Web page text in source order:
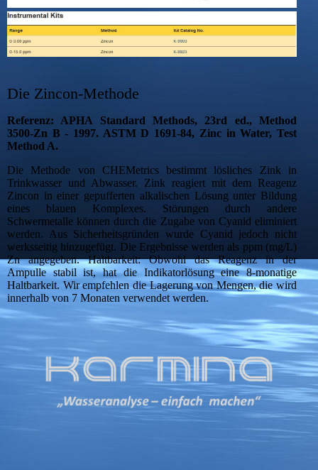
Die Zincon-Methode
Referenz: APHA Standard Methods, 23rd ed., Method
3500-Zn B - 1997. ASTM D 1691-84, Zinc in Water, Test
Method A.
Die Methode von CHEMetrics bestimmt lösliches Zink in
Trinkwasser und Abwasser. Zink reagiert mit dem Reagenz
Zincon in einer gepufferten alkalischen Lösung unter Bildung
eines blauen Komplexes. Störungen durch andere
Schwermetalle können durch die Zugabe von Cyanid eliminiert
werden. Aus Sicherheitsgründen wurde Cyanid jedoch nicht
werksseitig hinzugefügt. Die Ergebnisse werden als ppm (mg/L)
Zn angegeben. Haltbarkeit: Obwohl das Reagenz in der
Ampulle stabil ist, hat die Indikatorlösung eine 8-monatige
Haltbarkeit. Wir empfehlen die Lagerung von Mengen, die wird
innerhalb von 7 Monaten verwendet werden.